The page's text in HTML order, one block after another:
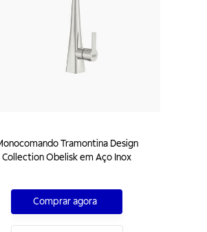
Tramontina Design
Collection Obelisk em Aço Inox
Comprar agora